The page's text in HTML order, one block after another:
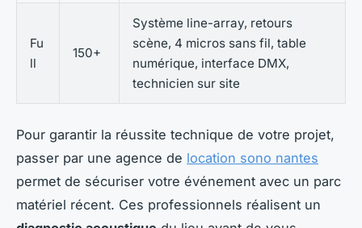
Fu
ll
150+
Système line-array, retours
scène, 4 micros sans fil, table
numérique, interface DMX,
technicien sur site
Pour garantir la réussite technique de votre projet,
passer par une agence de location sono nantes
permet de sécuriser votre événement avec un parc
matériel récent. Ces professionnels réalisent un